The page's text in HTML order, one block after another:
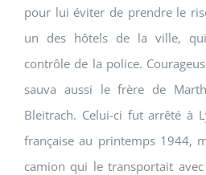
pour lui éviter de prendre le
un des hôtels de la ville,
contrôle de la police.
sauva aussi le frère de
Bleitrach. Celui-ci fut arrêté à
française au printemps 1944,
camion qui le transportait